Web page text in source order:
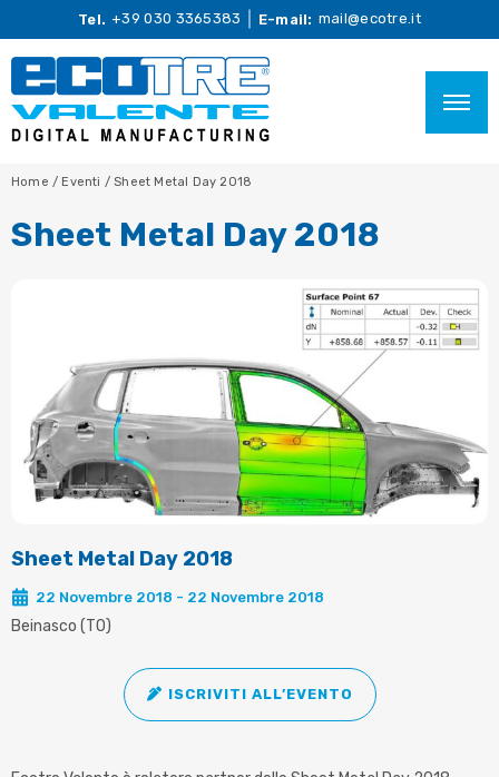
Tel. +39 030 3365383 E-mail: mail@ecotre.it
Home / Eventi /Sheet Metal Day 2018
Sheet Metal Day 2018
Sheet Metal Day 2018
22 Novembre 2018 - 22 Novembre 2018
Beinasco (TO)
ISCRIVITI ALL’EVENTO